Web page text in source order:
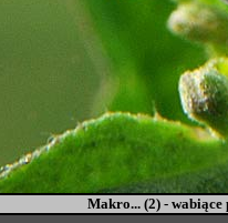
Makro... (2) -